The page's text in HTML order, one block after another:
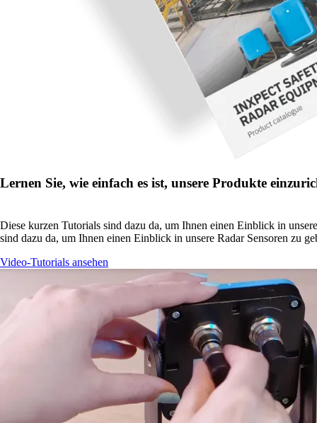
Lernen Sie, wie einfach es ist, unsere Produkte
Diese kurzen Tutorials sind dazu da, um Ihnen einen Einblick in
sind dazu da, um Ihnen einen Einblick in unsere Radar Sensoren zu
Video-Tutorials ansehen